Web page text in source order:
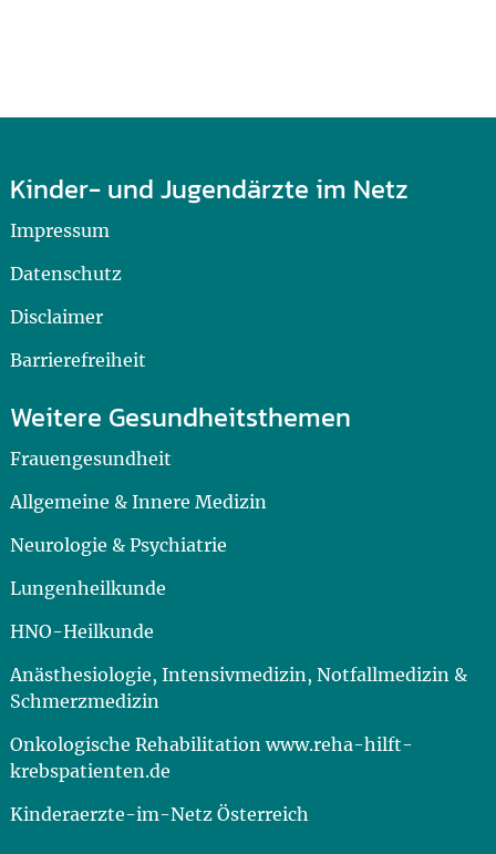
Kinder- und Jugendärzte im Netz
Impressum
Datenschutz
Disclaimer
Barrierefreiheit
Weitere Gesundheitsthemen
Frauengesundheit
Allgemeine & Innere Medizin
Neurologie & Psychiatrie
Lungenheilkunde
HNO-Heilkunde
Anästhesiologie, Intensivmedizin, Notfallmedizin &
Schmerzmedizin
Onkologische Rehabilitation www.reha-hilft-
krebspatienten.de
Kinderaerzte-im-Netz Österreich